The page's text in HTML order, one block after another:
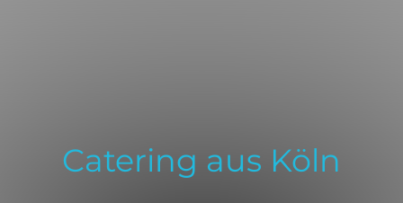
Catering aus Köln